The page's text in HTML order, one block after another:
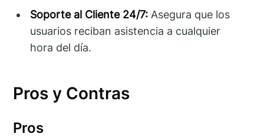
Soporte al Cliente 24/7: Asegura que los
usuarios reciban asistencia a cualquier
hora del día.
Pros y Contras
Pros